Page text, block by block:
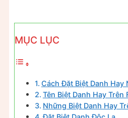
MỤC LỤC
Cách Đặt Biệt Danh Hay
Tên Biệt Danh Hay Trên
Những Biệt Danh Hay